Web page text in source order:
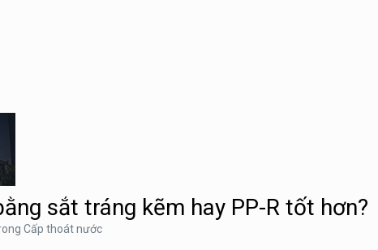
sắt tráng kẽm hay PP-R tốt hơn?
Cấp thoát nước